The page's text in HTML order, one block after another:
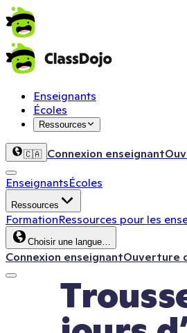
Enseignants
Écoles
Ressources
🇨🇦 Connexion enseignant
EnseignantsÉcoles
Ressources
FormationRessources pour les
Choisir une langue…
Connexion enseignantOuverture